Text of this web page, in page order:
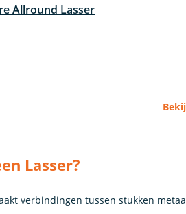
Allround Lasser
Lasser?
verbindingen tussen stukken